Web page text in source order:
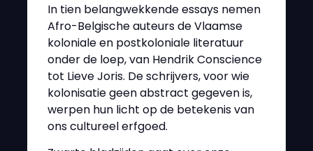
In tien belangwekkende essays nemen
Afro-Belgische auteurs de Vlaamse
koloniale en postkoloniale literatuur
onder de loep, van Hendrik Conscience
tot Lieve Joris. De schrijvers, voor wie
kolonisatie geen abstract gegeven is,
werpen hun licht op de betekenis van
ons cultureel erfgoed.